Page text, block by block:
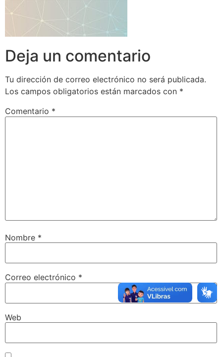
Deja un comentario
Tu dirección de correo electrónico no será publicada.
Los campos obligatorios están marcados con *
Comentario *
Nombre *
Correo electrónico *
Web